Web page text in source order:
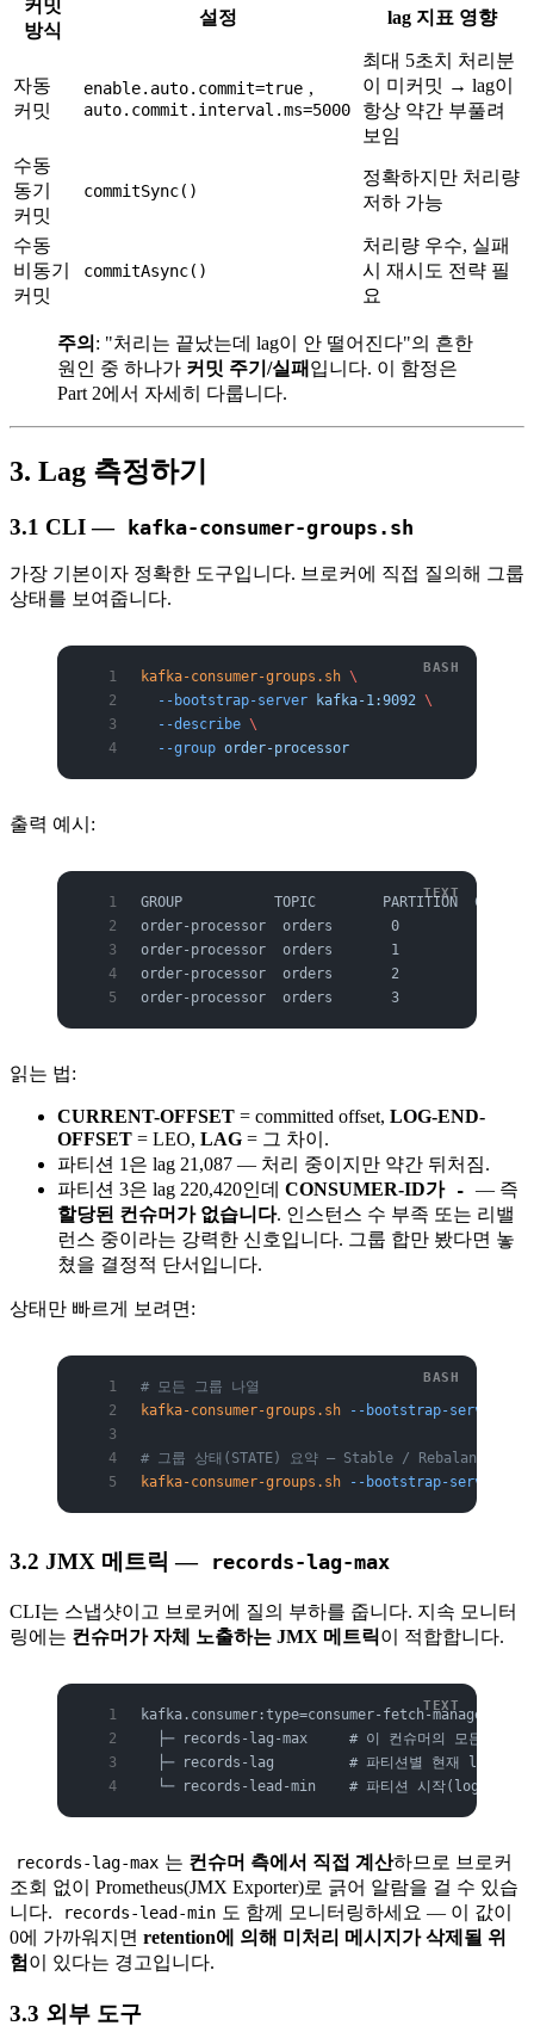
커밋
방식
설정 lag 지표 영향
자동
커밋
enable.auto.commit=true ,
auto.commit.interval.ms=5000
최대 5초치 처리분
이 미커밋 → lag이
항상 약간 부풀려
보임
수동
동기
커밋
commitSync()
정확하지만 처리량
저하 가능
수동
비동기
커밋
commitAsync()
처리량 우수, 실패
시 재시도 전략 필
요
주의 : "처리는 끝났는데 lag이 안 떨어진다"의 흔한
원인 중 하나가 커밋 주기/실패 입니다. 이 함정은
Part 2에서 자세히 다룹니다.
3. Lag 측정하기
3.1 CLI — kafka-consumer-groups.sh
가장 기본이자 정확한 도구입니다. 브로커에 직접 질의해 그룹
상태를 보여줍니다.
kafka-consumer-groups.sh \
  --bootstrap-server
kafka-1:9092 \
  --describe
\
  --group
order-processor
출력 예시:
GROUP           TOPIC        PARTITION
order-processor  orders       0
order-processor  orders       1
order-processor  orders       2
order-processor  orders       3
읽는 법:
CURRENT-OFFSET = committed offset, LOG-END-
OFFSET = LEO, LAG = 그 차이.
파티션 1은 lag 21,087 — 처리 중이지만 약간 뒤처짐.
파티션 3은 lag 220,420인데 CONSUMER-ID가 -
— 즉
할당된 컨슈머가 없습니다. 인스턴스 수 부족 또는 리밸
런스 중이라는 강력한 신호입니다. 그룹 합만 봤다면 놓
쳤을 결정적 단서입니다.
상태만 빠르게 보려면:
# 모든 그룹 나열
kafka-consumer-groups.sh --bootstrap-server
# 그룹 상태(STATE) 요약 — Stable / Rebalancing /
kafka-consumer-groups.sh --bootstrap-server
3.2 JMX 메트릭 — records-lag-max
CLI는 스냅샷이고 브로커에 질의 부하를 줍니다. 지속 모니터
링에는 컨슈머가 자체 노출하는 JMX 메트릭이 적합합니다.
kafka.consumer:type=consumer-fetch-manager-
├─ records-lag-max     # 이 컨슈머의 모든 파티
├─ records-lag         # 파티션별 현재 lag
└─ records-lead-min    # 파티션 시작(log-
records-lag-max 는 컨슈머 측에서 직접 계산하므로 브로커
조회 없이 Prometheus(JMX Exporter)로 긁어 알람을 걸 수 있습
니다.
records-lead-min 도 함께 모니터링하세요 — 이 값이
0에 가까워지면 retention에 의해 미처리 메시지가 삭제될 위
험 이 있다는 경고입니다.
3.3 외부 도구